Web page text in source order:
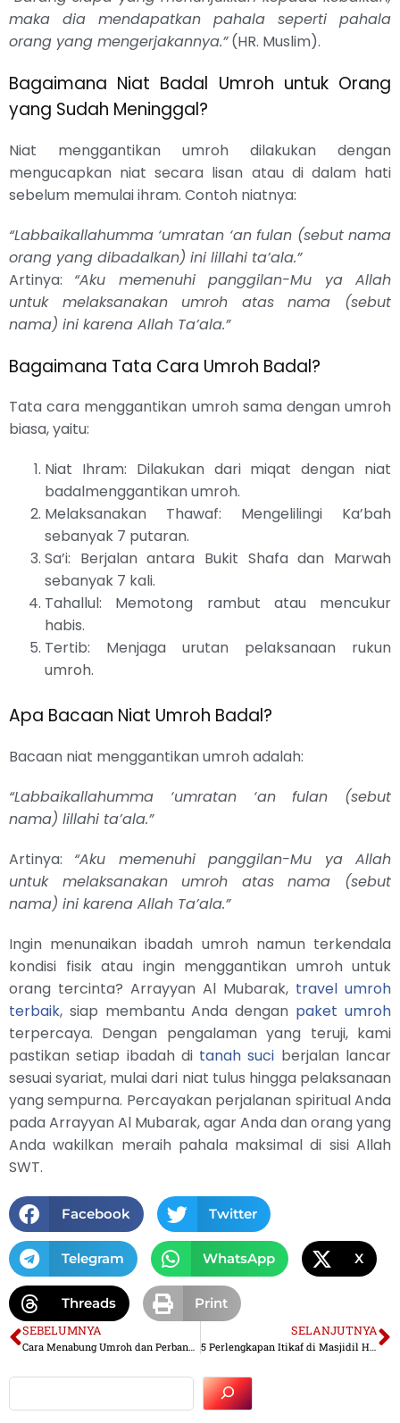
maka dia mendapatkan pahala seperti pahala
orang yang mengerjakannya.”(HR. Muslim).
Bagaimana Niat Badal Umroh untuk Orang
yang Sudah Meninggal?
Niat menggantikan umroh dilakukan dengan
mengucapkan niat secara lisan atau di dalam hati
sebelum memulai ihram. Contoh niatnya:
“Labbaikallahumma ‘umratan ‘an fulan (sebut nama
orang yang dibadalkan) ini lillahi ta’ala.”
Artinya: “Aku memenuhi panggilan-Mu ya Allah
untuk melaksanakan umroh atas nama (sebut
nama) ini karena Allah Ta’ala.”
Bagaimana Tata Cara Umroh Badal?
Tata cara menggantikan umroh sama dengan umroh
biasa, yaitu:
Niat Ihram: Dilakukan dari miqat dengan niat
badalmenggantikan umroh.
Melaksanakan Thawaf: Mengelilingi Ka’bah
sebanyak 7 putaran.
Sa’i: Berjalan antara Bukit Shafa dan Marwah
sebanyak 7 kali.
Tahallul: Memotong rambut atau mencukur
habis.
Tertib: Menjaga urutan pelaksanaan rukun
umroh.
Apa Bacaan Niat Umroh Badal?
Bacaan niat menggantikan umroh adalah:
“Labbaikallahumma ‘umratan ‘an fulan (sebut
nama) lillahi ta’ala.”
Artinya: “Aku memenuhi panggilan-Mu ya Allah
untuk melaksanakan umroh atas nama (sebut
nama) ini karena Allah Ta’ala.”
Ingin menunaikan ibadah umroh namun terkendala
kondisi fisik atau ingin menggantikan umroh untuk
orang tercinta? Arrayyan Al Mubarak, travel umroh
terbaik, siap membantu Anda dengan paket umroh
terpercaya. Dengan pengalaman yang teruji, kami
pastikan setiap ibadah di tanah suci berjalan lancar
sesuai syariat, mulai dari niat tulus hingga pelaksanaan
yang sempurna. Percayakan perjalanan spiritual Anda
pada Arrayyan Al Mubarak, agar Anda dan orang yang
Anda wakilkan meraih pahala maksimal di sisi Allah
SWT.
Facebook Twitter
Telegram WhatsApp X
Threads Print
SEBELUMNYA
Cara Menabung Umroh dan Perbankan Syariah
SELANJUTNYA
5 Perlengkapan Itikaf di Masjidil Haram yang Dianjurkan di Bawa